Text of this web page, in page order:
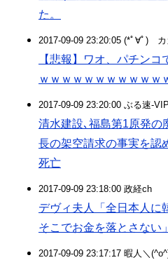
た。
2017-09-09 23:20:05 (*ﾟ∀ﾟ)ゞ
【悲報】ワオ、パチン
ｗｗｗｗｗｗｗｗｗｗｗ
2017-09-09 23:20:00 ぶる速-VIP
清水建設､福島第1原発の
長の架空請求の事実を認
死亡
2017-09-09 23:18:00 政経ch
デヴィ夫人「全日本人に
そこでお金を落とさない」
2017-09-09 23:17:17 暇人＼